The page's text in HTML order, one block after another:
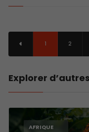
1 2
Explorer
AFRIQUE